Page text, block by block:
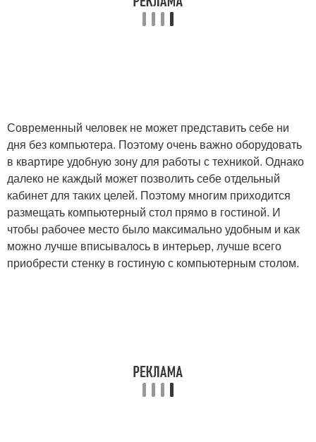
Современный человек не может представить себе ни
дня без компьютера. Поэтому очень важно оборудовать
в квартире удобную зону для работы с техникой. Однако
далеко не каждый может позволить себе отдельный
кабинет для таких целей. Поэтому многим приходится
размещать компьютерный стол прямо в гостиной. И
чтобы рабочее место было максимально удобным и как
можно лучше вписывалось в интерьер, лучше всего
приобрести стенку в гостиную с компьютерным столом.